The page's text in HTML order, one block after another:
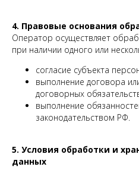
4. Правовые основания
Оператор осуществляет
при наличии одного или
согласие субъекта
выполнение договора
договорных
выполнение
законодательством РФ.
5. Условия обработки и
данных